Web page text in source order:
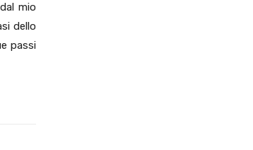
mio
dello
passi